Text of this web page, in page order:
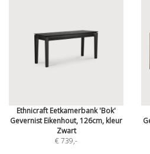
Ethnicraft Eetkamerbank 'Bok'
Gevernist Eikenhout, 126cm, kleur
Zwart
€ 739,-